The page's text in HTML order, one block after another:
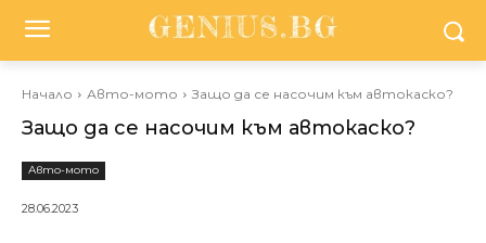
Начало Авто-мото Защо да се насочим към автокаско?
Защо да се насочим към автокаско?
Авто-мото
28.06.2023